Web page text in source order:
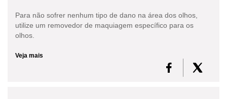
Para não sofrer nenhum tipo de dano na área dos olhos,
utilize um removedor de maquiagem específico para os
olhos.
Veja mais